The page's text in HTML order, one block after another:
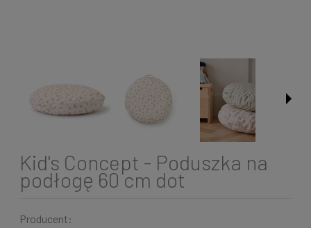
Kid's Concept - Poduszka na
podłogę 60 cm dot
Producent: